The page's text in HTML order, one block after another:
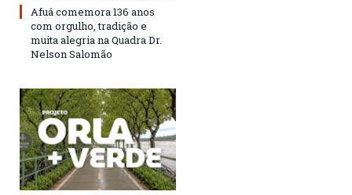
Afuá comemora 136 anos
com orgulho, tradição e
muita alegria na Quadra Dr.
Nelson Salomão